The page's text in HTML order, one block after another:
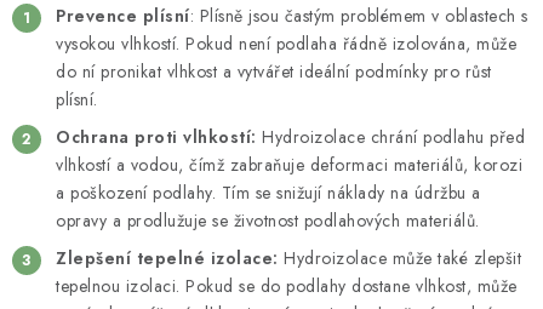
Prevence plísní: Plísně jsou častým problémem v oblastech s
vysokou vlhkostí. Pokud není podlaha řádně izolována, může
do ní pronikat vlhkost a vytvářet ideální podmínky pro růst
plísní.
Ochrana proti vlhkostí: Hydroizolace chrání podlahu před
vlhkostí a vodou, čímž zabraňuje deformaci materiálů, korozi
a poškození podlahy. Tím se snižují náklady na údržbu a
opravy a prodlužuje se životnost podlahových materiálů.
Zlepšení tepelné izolace: Hydroizolace může také zlepšit
tepelnou izolaci. Pokud se do podlahy dostane vlhkost, může